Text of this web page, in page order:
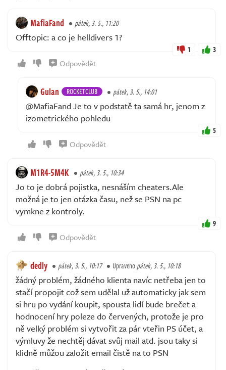
MafiaFand pátek, 3. 5., 11:20
Offtopic: a co je helldivers 1?
1 3
Odpovědět
Gulan ROCKETCLUB pátek, 3. 5., 14:01
@MafiaFand Je to v podstatě ta samá hr, jenom z
izometrického pohledu
5
Odpovědět
M1R4-5M4K pátek, 3. 5., 10:34
Jo to je dobrá pojistka, nesnáším cheaters.Ale
možná je to jen otázka času, než se PSN na pc
vymkne z kontroly.
9
Odpovědět
dedly pátek, 3. 5., 10:17 Upravenopátek, 3. 5., 10:18
žádný problém, žádného klienta navíc netřeba jen to
stačí propojit což sem udělal už automaticky jak sem
si hru po vydání koupit, spousta lidí bude brečet a
hodnocení hry poleze do červených, protože je pro
ně velký problém si vytvořit za pár vteřin PS účet, a
výmluvy že nechtěj dávat svůj mail atd. jsou taky si
klidně můžou založit email čistě na to PSN